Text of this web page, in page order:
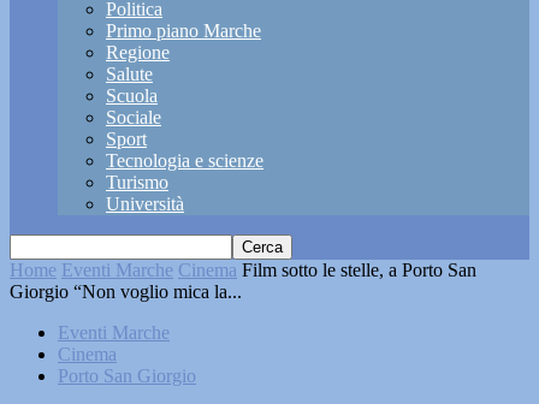
Politica
Primo piano Marche
Regione
Salute
Scuola
Sociale
Sport
Tecnologia e scienze
Turismo
Università
Home Eventi Marche Cinema Film sotto le stelle, a Porto San
Giorgio “Non voglio mica la...
Eventi Marche
Cinema
Porto San Giorgio